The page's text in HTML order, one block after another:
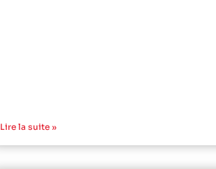
Lire la suite »